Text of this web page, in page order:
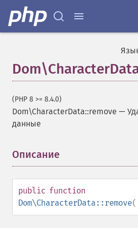
(PHP 8 >= 8.4.0)
Dom\CharacterData::remove —
данные
Описание
public function
Dom\CharacterData::remove